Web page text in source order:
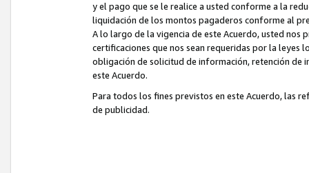
y el pago que se le realice a usted conforme a la
liquidación de los montos pagaderos conforme al
A lo largo de la vigencia de este Acuerdo, usted
certificaciones que nos sean requeridas por la leyes
obligación de solicitud de información, retención de
este Acuerdo.
Para todos los fines previstos en este Acuerdo, las
de publicidad.